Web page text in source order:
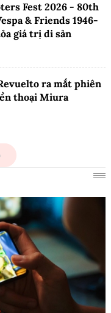
- 80th
& Friends 1946-
giá trị di sản
ra mắt phiên
thoại Miura